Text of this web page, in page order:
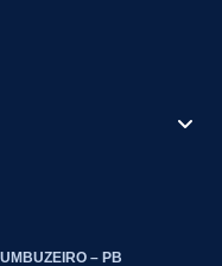
– PB